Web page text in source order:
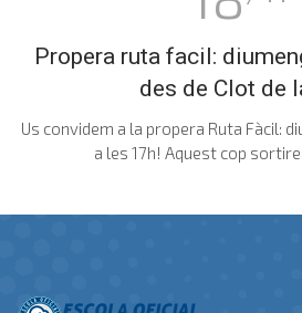
Propera ruta facil:
des de Clot de
Us convidem a la propera Ruta Fàcil:
a les 17h! Aquest cop